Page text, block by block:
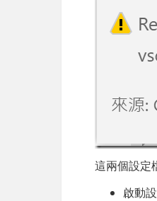
這兩個設定
啟動